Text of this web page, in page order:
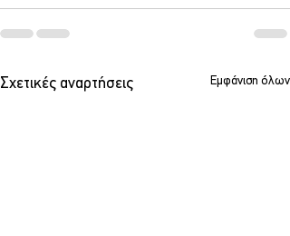
Σχετικές αναρτήσεις Εμφάνιση όλων